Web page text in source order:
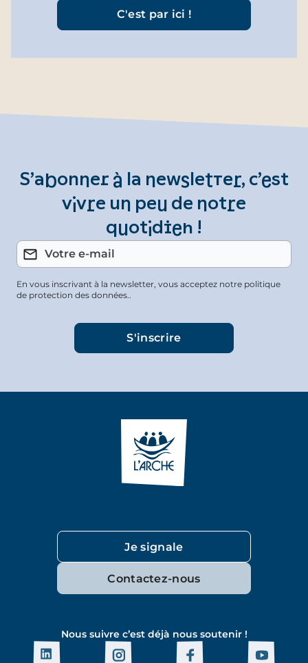
C'est par ici !
S’abonner à la newsletter, c’est
vivre un peu de notre
quotidien !
En vous inscrivant à la newsletter, vous acceptez notre politique
de protection des données..
Je signale
Contactez-nous
Nous suivre c’est déjà nous soutenir !